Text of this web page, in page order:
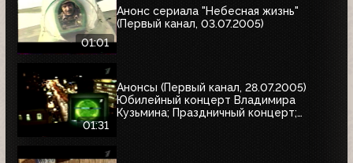
01:01
Анонс сериала "Небесная жизнь"
(Первый канал, 03.07.2005)
01:31
Анонсы (Первый канал, 28.07.2005)
Юбилейный концерт Владимира
Кузьмина; Праздничный концерт;